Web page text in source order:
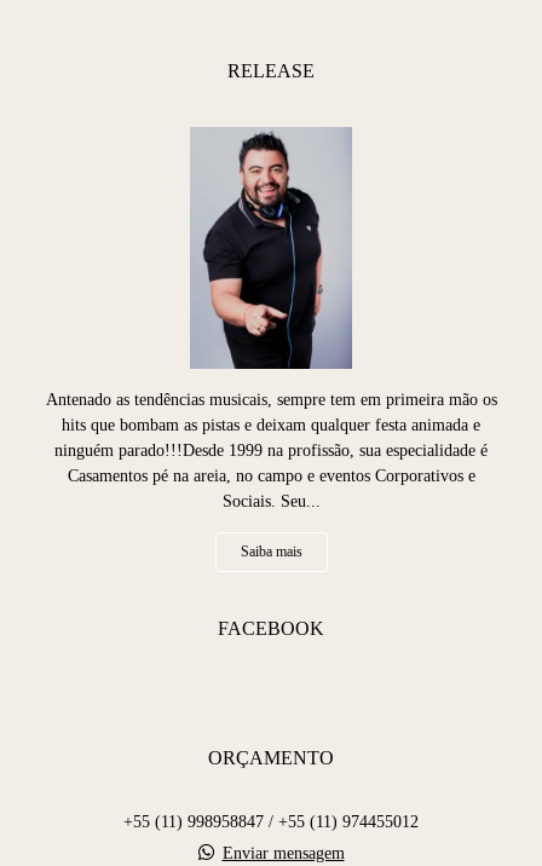
RELEASE
Antenado as tendências musicais, sempre tem em primeira mão os
hits que bombam as pistas e deixam qualquer festa animada e
ninguém parado!!!Desde 1999 na profissão, sua especialidade é
Casamentos pé na areia, no campo e eventos Corporativos e
Sociais. Seu...
Saiba mais
FACEBOOK
ORÇAMENTO
+55 (11) 998958847 / +55 (11) 974455012
Enviar mensagem